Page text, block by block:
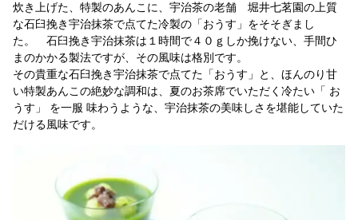
炊き上げた、特製のあんこに、宇治茶の老舗 堀井七茗園の上質
な石臼挽き宇治抹茶で点てた冷製の「おうす」をそそぎまし
た。 石臼挽き宇治抹茶は１時間で４０ｇしか挽けない、手間ひ
まのかかる製法ですが、その風味は格別です。
その貴重な石臼挽き宇治抹茶で点てた「おうす」と、ほんのり甘
い特製あんこの絶妙な調和は、夏のお茶席でいただく冷たい「 お
うす」 を一服 味わうような、宇治抹茶の美味しさを堪能していた
だける風味です。